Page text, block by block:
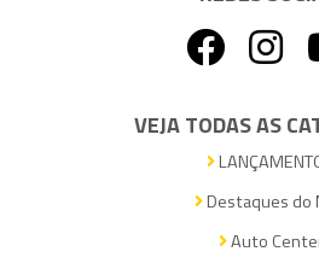
VEJA TODAS AS
Destaques do
Auto